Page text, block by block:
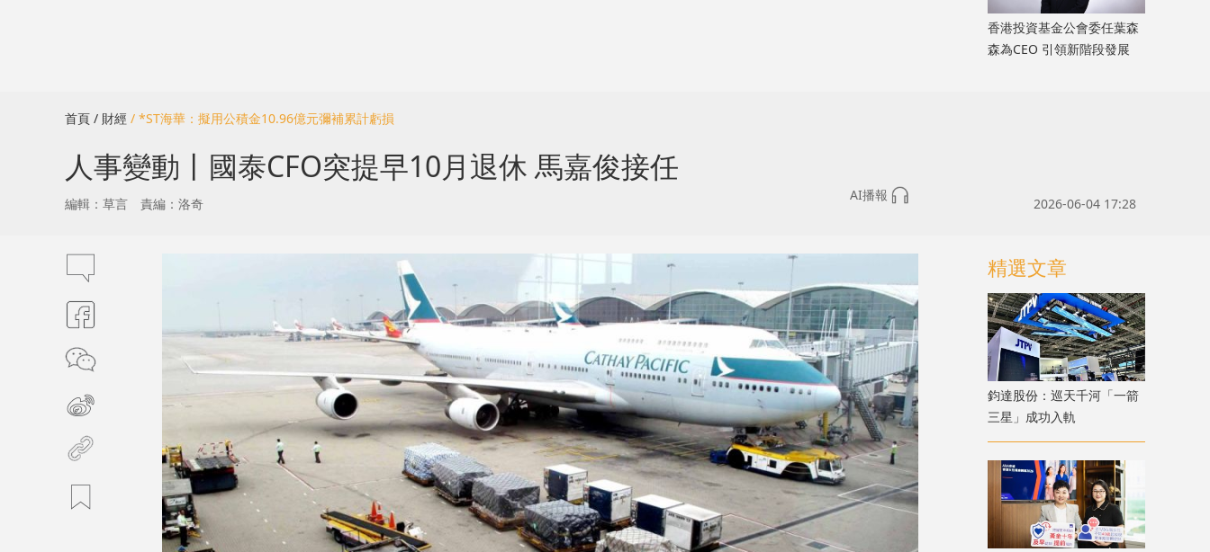
香港投資基金公會委任葉森
森為CEO 引領新階段發展
首頁 / 財經 / *ST海華：擬用公積金10.96億元彌補累計虧損
人事變動丨國泰CFO突提早10月退休 馬嘉俊接任
AI播報
編輯：草言 責編：洛奇 2026-06-04 17:28
精選文章
鈞達股份：巡天千河「一箭
三星」成功入軌